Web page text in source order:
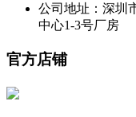
公司地址：深圳
中心1-3号厂房
官方店铺